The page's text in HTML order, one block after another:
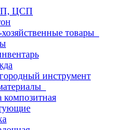
ЦСП
товары
инструмент
композитная